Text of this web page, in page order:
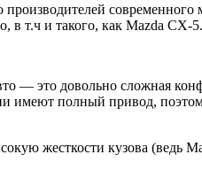
современного
в т.ч и такого, как Mazda CX-5.
— это довольно сложная
имеют полный привод,
жесткости кузова (ведь